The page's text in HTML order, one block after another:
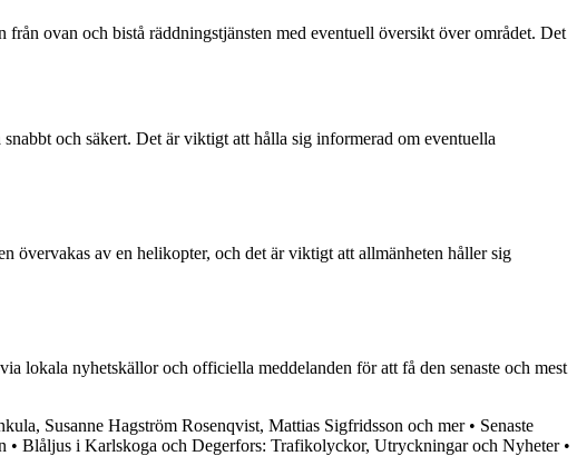
ovan och bistå räddningstjänsten med eventuell översikt över området. Det
och säkert. Det är viktigt att hålla sig informerad om eventuella
övervakas av en helikopter, och det är viktigt att allmänheten håller sig
lokala nyhetskällor och officiella meddelanden för att få den senaste och mest
Susanne Hagström Rosenqvist, Mattias Sigfridsson och mer• Senaste
• Blåljus i Karlskoga och Degerfors: Trafikolyckor, Utryckningar och Nyheter•